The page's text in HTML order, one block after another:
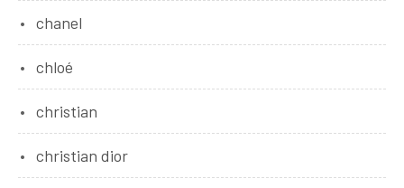
chanel
chloé
christian
christian dior